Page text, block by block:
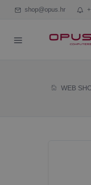
shop@opus.hr
WEB